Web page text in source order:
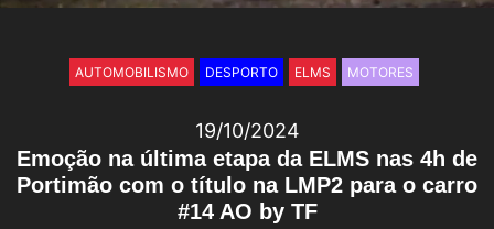
Emoção na última etapa da ELMS nas 4h de
Portimão com o título na LMP2 para o carro
#14 AO by TF
19/10/2024
AUTOMOBILISMO DESPORTO ELMS MOTORES